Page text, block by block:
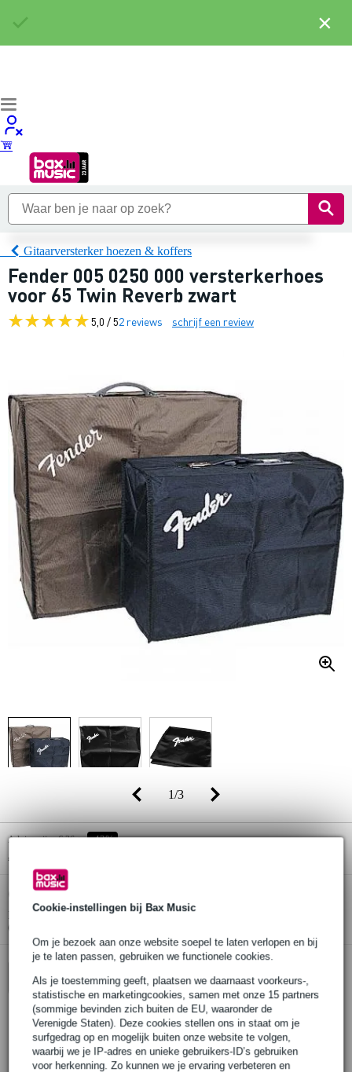
Cookie-instellingen bij Bax Music
Om je bezoek aan onze website soepel te laten verlopen en bij
je te laten passen, gebruiken we functionele cookies.
Als je toestemming geeft, plaatsen we daarnaast voorkeurs-,
statistische en marketingcookies, samen met onze 15 partners
(sommige bevinden zich buiten de EU, waaronder de
Verenigde Staten). Deze cookies stellen ons in staat om je
surfgedrag op en mogelijk buiten onze website te volgen,
waarbij we je IP-adres en unieke gebruikers-ID’s gebruiken
voor herkenning. Zo kunnen we je ervaring verbeteren en
Gitaarversterker hoezen & koffers
Fender 005 0250 000 versterkerhoes
voor 65 Twin Reverb zwart
5,0 / 52 reviews schrijf een review
1/3
Adviesprijs € 36,- -42%
€ 20,90
Online voorraadstatus:
Nog 1 stuk op voorraad in ons magazijn
(en nog 2 stuks op voorraad bij de leverancier)
In winkelwagen
Bestel voor 23:00 = morgen in huis
30 dagen 'niet goed geld terug' garantie
×